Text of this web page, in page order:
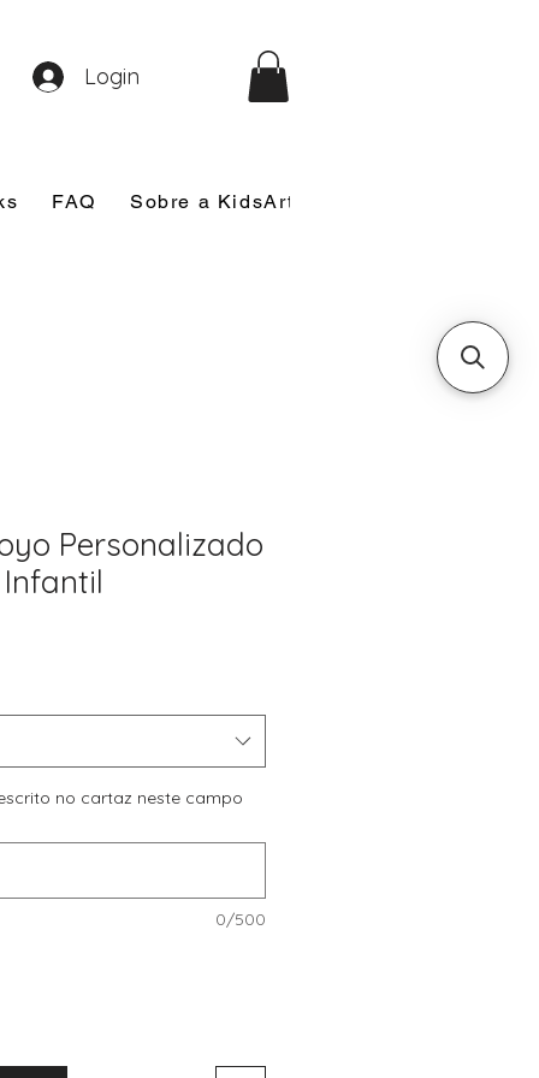
FAQ Sobre a KidsArt
Login
Personalizado
no cartaz neste campo
0/500